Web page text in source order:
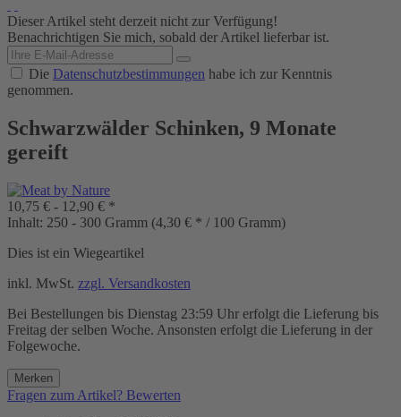
Dieser Artikel steht derzeit nicht zur Verfügung!
Benachrichtigen Sie mich, sobald der Artikel lieferbar ist.
Die Datenschutzbestimmungen habe ich zur Kenntnis
genommen.
Schwarzwälder Schinken, 9 Monate
gereift
10,75 € - 12,90 € *
Inhalt: 250 - 300 Gramm (4,30 € * / 100 Gramm)
Dies ist ein Wiegeartikel
inkl. MwSt. zzgl. Versandkosten
Bei Bestellungen bis Dienstag 23:59 Uhr erfolgt die Lieferung bis
Freitag der selben Woche. Ansonsten erfolgt die Lieferung in der
Folgewoche.
Merken
Fragen zum Artikel? Bewerten